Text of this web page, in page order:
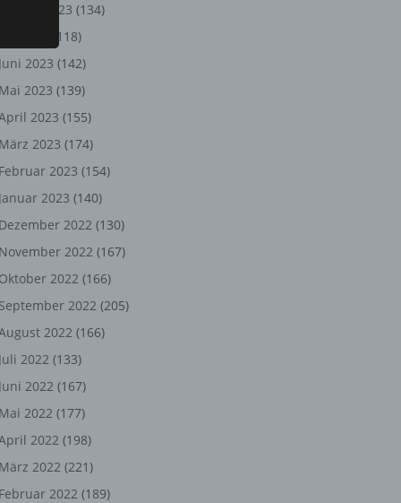
August 2023 (134)
(118)
Juni 2023 (142)
Mai 2023 (139)
2023 (155)
März 2023 (174)
Februar 2023 (154)
Januar 2023 (140)
Dezember 2022 (130)
November 2022 (167)
Oktober 2022 (166)
September 2022 (205)
2022 (166)
Juli 2022 (133)
Juni 2022 (167)
Mai 2022 (177)
2022 (198)
März 2022 (221)
Februar 2022 (189)
oder